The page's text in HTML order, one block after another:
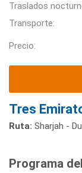
Traslados
Transporte:
Precio:
Tres
Ruta: Sharjah -
Programa